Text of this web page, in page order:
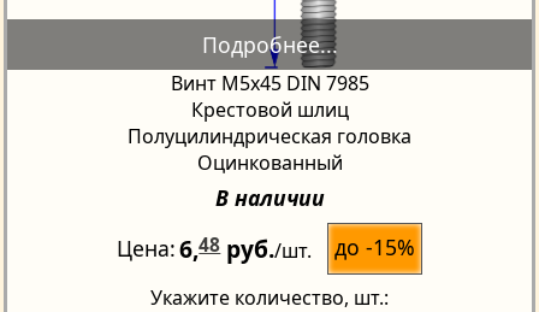
Винт М5х45 DIN 7985
Крестовой шлиц
Полуцилиндрическая головка
Оцинкованный
В наличии
Цена 6,48руб./шт. до -15%
Укажите количество, шт.: